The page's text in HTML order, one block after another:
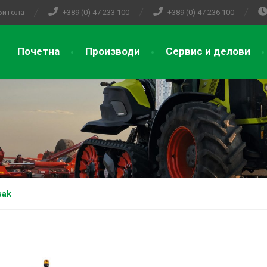
+389 (0) 47 233 100 +389 (0) 47 236 100
Почетна Производи Сервис и делови